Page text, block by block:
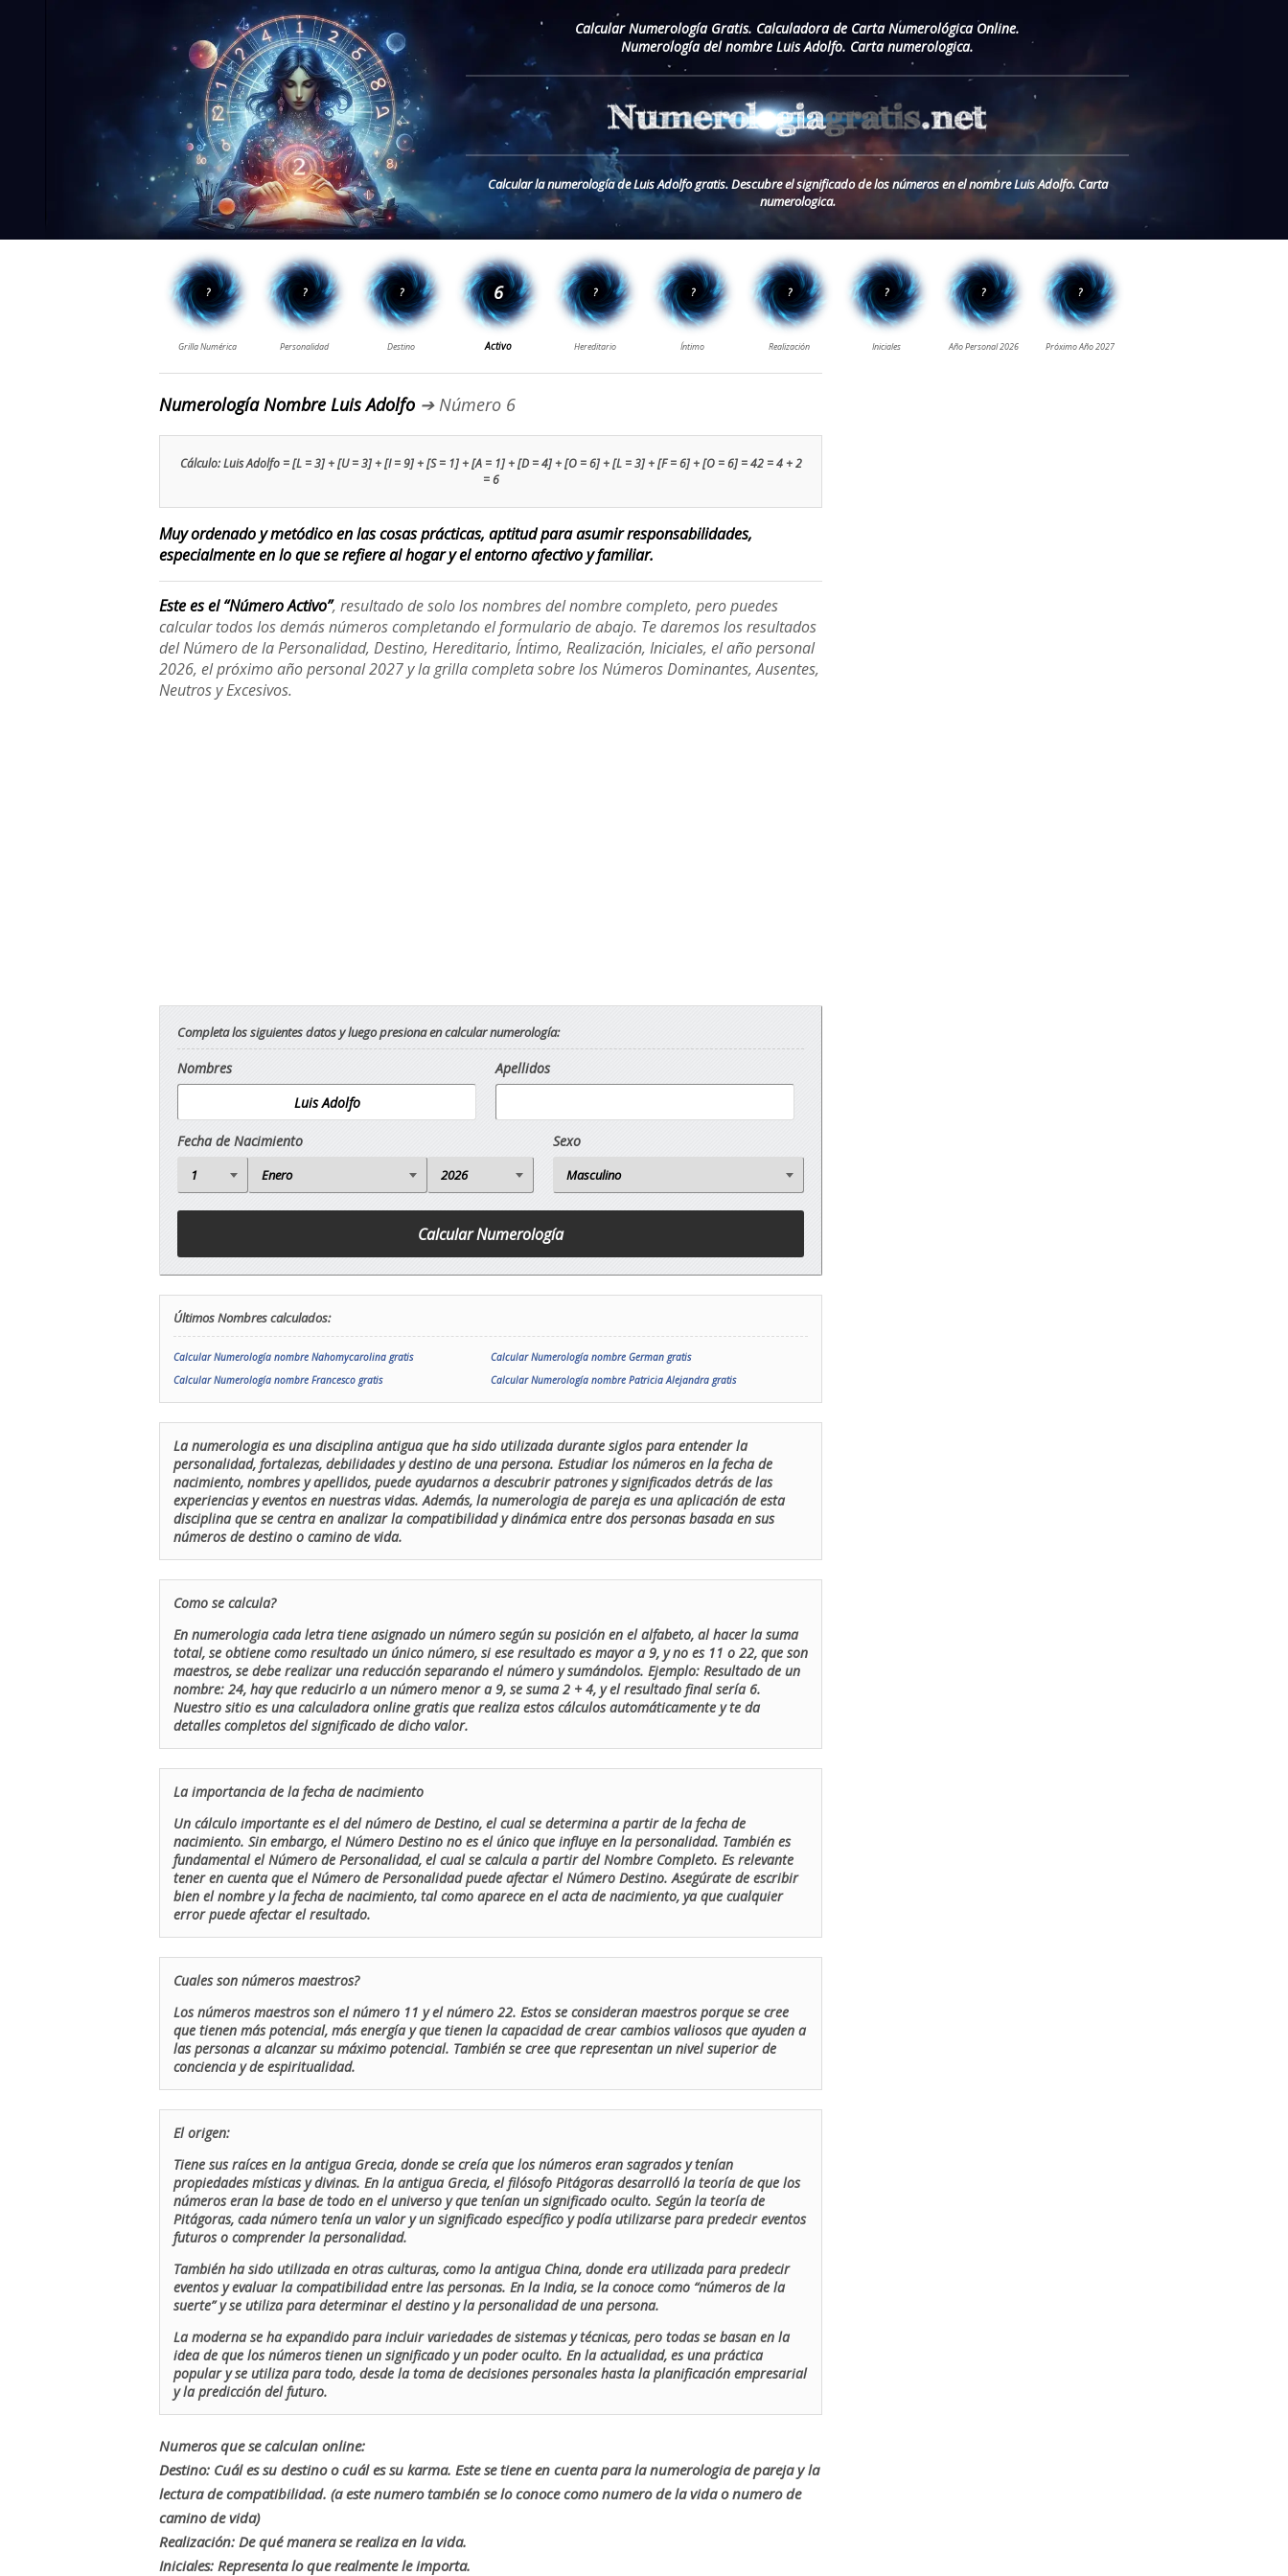
Calcular Numerología Gratis. Calculadora de Carta Numerológica Online.
Numerología del nombre Luis Adolfo. Carta numerologica.
Calcular la numerología de Luis Adolfo gratis. Descubre el significado de los números en el nombre Luis Adolfo. Carta
numerologica.
Numerología Nombre Luis Adolfo ➔ Número 6
Cálculo: Luis Adolfo = [L = 3] + [U = 3] + [I = 9] + [S = 1] + [A = 1] + [D = 4] + [O = 6] + [L = 3] + [F = 6] + [O = 6] = 42 = 4 + 2
= 6
Muy ordenado y metódico en las cosas prácticas, aptitud para asumir responsabilidades,
especialmente en lo que se refiere al hogar y el entorno afectivo y familiar.
Este es el “Número Activo”, resultado de solo los nombres del nombre completo, pero puedes
calcular todos los demás números completando el formulario de abajo. Te daremos los resultados
del Número de la Personalidad, Destino, Hereditario, Íntimo, Realización, Iniciales, el año personal
2026, el próximo año personal 2027 y la grilla completa sobre los Números Dominantes, Ausentes,
Neutros y Excesivos.
Completa los siguientes datos y luego presiona en calcular numerología:
Nombres Apellidos
Fecha de Nacimiento Sexo
Últimos Nombres calculados:
Calcular Numerología nombre Nahomycarolina gratis
Calcular Numerología nombre German gratis
Calcular Numerología nombre Francesco gratis
Calcular Numerología nombre Patricia Alejandra gratis
La numerologia es una disciplina antigua que ha sido utilizada durante siglos para entender la
personalidad, fortalezas, debilidades y destino de una persona. Estudiar los números en la fecha de
nacimiento, nombres y apellidos, puede ayudarnos a descubrir patrones y significados detrás de las
experiencias y eventos en nuestras vidas. Además, la numerologia de pareja es una aplicación de esta
disciplina que se centra en analizar la compatibilidad y dinámica entre dos personas basada en sus
números de destino o camino de vida.
Como se calcula?
En numerologia cada letra tiene asignado un número según su posición en el alfabeto, al hacer la suma
total, se obtiene como resultado un único número, si ese resultado es mayor a 9, y no es 11 o 22, que son
maestros, se debe realizar una reducción separando el número y sumándolos. Ejemplo: Resultado de un
nombre: 24, hay que reducirlo a un número menor a 9, se suma 2 + 4, y el resultado final sería 6.
Nuestro sitio es una calculadora online gratis que realiza estos cálculos automáticamente y te da
detalles completos del significado de dicho valor.
La importancia de la fecha de nacimiento
Un cálculo importante es el del número de Destino, el cual se determina a partir de la fecha de
nacimiento. Sin embargo, el Número Destino no es el único que influye en la personalidad. También es
fundamental el Número de Personalidad, el cual se calcula a partir del Nombre Completo. Es relevante
tener en cuenta que el Número de Personalidad puede afectar el Número Destino. Asegúrate de escribir
bien el nombre y la fecha de nacimiento, tal como aparece en el acta de nacimiento, ya que cualquier
error puede afectar el resultado.
Cuales son números maestros?
Los números maestros son el número 11 y el número 22. Estos se consideran maestros porque se cree
que tienen más potencial, más energía y que tienen la capacidad de crear cambios valiosos que ayuden a
las personas a alcanzar su máximo potencial. También se cree que representan un nivel superior de
conciencia y de espiritualidad.
El origen:
Tiene sus raíces en la antigua Grecia, donde se creía que los números eran sagrados y tenían
propiedades místicas y divinas. En la antigua Grecia, el filósofo Pitágoras desarrolló la teoría de que los
números eran la base de todo en el universo y que tenían un significado oculto. Según la teoría de
Pitágoras, cada número tenía un valor y un significado específico y podía utilizarse para predecir eventos
futuros o comprender la personalidad.
También ha sido utilizada en otras culturas, como la antigua China, donde era utilizada para predecir
eventos y evaluar la compatibilidad entre las personas. En la India, se la conoce como “números de la
suerte” y se utiliza para determinar el destino y la personalidad de una persona.
La moderna se ha expandido para incluir variedades de sistemas y técnicas, pero todas se basan en la
idea de que los números tienen un significado y un poder oculto. En la actualidad, es una práctica
popular y se utiliza para todo, desde la toma de decisiones personales hasta la planificación empresarial
y la predicción del futuro.
Numeros que se calculan online:
Destino: Cuál es su destino o cuál es su karma. Este se tiene en cuenta para la numerologia de pareja y la
lectura de compatibilidad. (a este numero también se lo conoce como numero de la vida o numero de
camino de vida)
Realización: De qué manera se realiza en la vida.
Iniciales: Representa lo que realmente le importa.